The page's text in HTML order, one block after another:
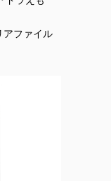
アファイル